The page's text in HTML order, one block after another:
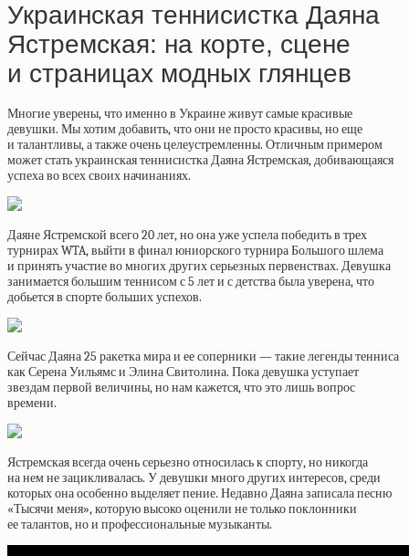
Украинская теннисистка Даяна
Ястремская: на корте, сцене
и страницах модных глянцев
Многие уверены, что именно в Украине живут самые красивые
девушки. Мы хотим добавить, что они не просто красивы, но еще
и талантливы, а также очень целеустремленны. Отличным примером
может стать украинская теннисистка Даяна Ястремская, добивающаяся
успеха во всех своих начинаниях.
Даяне Ястремской всего 20 лет, но она уже успела победить в трех
турнирах WTA, выйти в финал юниорского турнира Большого шлема
и принять участие во многих других серьезных первенствах. Девушка
занимается большим теннисом с 5 лет и с детства была уверена, что
добьется в спорте больших успехов.
Сейчас Даяна 25 ракетка мира и ее соперники — такие легенды тенниса
как Серена Уильямс и Элина Свитолина. Пока девушка уступает
звездам первой величины, но нам кажется, что это лишь вопрос
времени.
Ястремская всегда очень серьезно относилась к спорту, но никогда
на нем не зацикливалась. У девушки много других интересов, среди
которых она особенно выделяет пение. Недавно Даяна записала песню
«Тысячи меня», которую высоко оценили не только поклонники
ее талантов, но и профессиональные музыканты.